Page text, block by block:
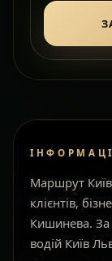
Маршрут
клієнтів,
Кишинева. За
водій Київ